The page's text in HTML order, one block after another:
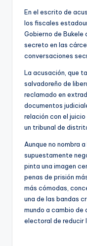
En el escrito de
los fiscales
Gobierno de Bukele
secreto en las
conversaciones
La acusación, que
salvadoreño de
reclamado en
documentos
relación con el
un tribunal de
Aunque no nombra
supuestamente
pinta una imagen
penas de prisión
más cómodas,
una de las bandas
mundo a cambio de
electoral de reducir